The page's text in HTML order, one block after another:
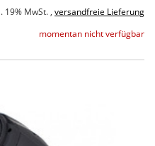
19% MwSt. , versandfreie Lieferung
momentan nicht verfügbar